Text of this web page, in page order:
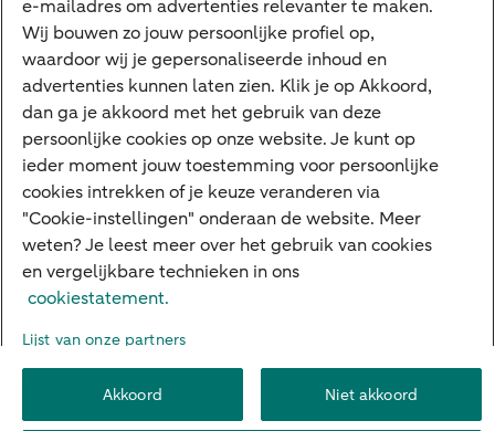
Veilig bankieren
Meest gezocht
Hypotheek berekenen
E.dentifier
Jaaroverzicht
Rood staan
Over ABN AMRO
Werken bij ABN AMRO
DuurzaamheidVeiligheidPrivacy DisclaimerCookie-instellingen
e-mailadres om advertenties relevanter te maken.
Wij bouwen zo jouw persoonlijke profiel op,
waardoor wij je gepersonaliseerde inhoud en
advertenties kunnen laten zien. Klik je op Akkoord,
dan ga je akkoord met het gebruik van deze
persoonlijke cookies op onze website. Je kunt op
ieder moment jouw toestemming voor persoonlijke
cookies intrekken of je keuze veranderen via
"Cookie-instellingen" onderaan de website. Meer
weten? Je leest meer over het gebruik van cookies
en vergelijkbare technieken in ons
cookiestatement.
Lijst van onze partners
Akkoord Niet akkoord